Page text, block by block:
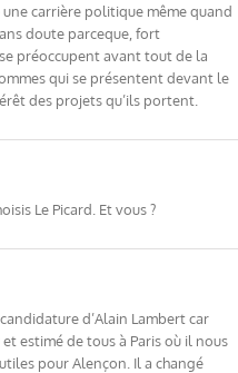
carrière politique même quand
doute parceque, fort
préoccupent avant tout de la
qui se présentent devant le
des projets qu’ils portent.
Le Picard. Et vous ?
d’Alain Lambert car
estimé de tous à Paris où il nous
pour Alençon. Il a changé